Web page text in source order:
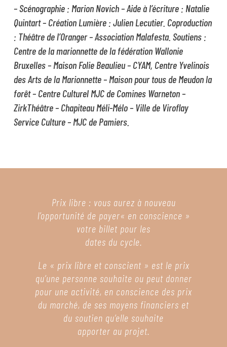
– Scénographie : Marion Novich – Aide à l’écriture : Natalie
Quintart – Création Lumière : Julien Lecutier. Coproduction
: Théâtre de l’Oranger – Association Malafesta. Soutiens :
Centre de la marionnette de la fédération Wallonie
Bruxelles – Maison Folie Beaulieu – CYAM, Centre Yvelinois
des Arts de la Marionnette – Maison pour tous de Meudon la
forêt – Centre Culturel MJC de Comines Warneton –
ZirkThéâtre – Chapiteau Méli-Mélo – Ville de Viroflay
Service Culture – MJC de Pamiers.
Prix libre : vous aurez à nouveau
l’opportunité de payer« en conscience »
votre billet pour les
dates du cycle.
Le « prix libre et conscient » est le prix
qu’une personne souhaite ou peut donner
pour une activité, en conscience des prix
du marché, de ses moyens financiers et
du soutien qu’elle souhaite
apporter au projet.